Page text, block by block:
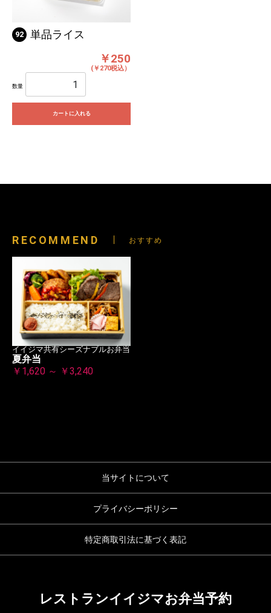
92 単品ライス
￥250
(￥270税込）
数量
カートに入れる
RECOMMEND おすすめ
イイジマ共有シーズナブルお弁当
夏弁当
￥1,620 ～ ￥3,240
当サイトについて
プライバシーポリシー
特定商取引法に基づく表記
レストランイイジマお弁当予約